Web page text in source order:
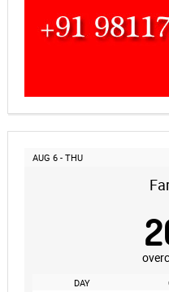
AUG 6 - THU
DAY